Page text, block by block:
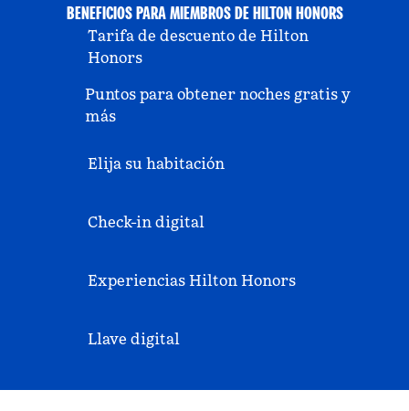
BENEFICIOS PARA MIEMBROS DE HILTON HONORS
Tarifa de descuento de Hilton
Honors
Puntos para obtener noches gratis y
más
Elija su habitación
Check-in digital
Experiencias Hilton Honors
Llave digital